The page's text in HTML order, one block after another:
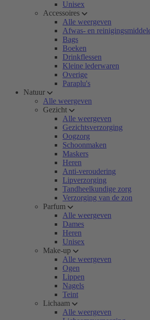
Unisex
Accessoires
Alle weergeven
Afwas- en
Bags
Boeken
Drinkflessen
Kleine lederwaren
Overige
Paraplu's
Natuur
Alle weergeven
Gezicht
Alle weergeven
Gezichtsverzorging
Oogzorg
Schoonmaken
Maskers
Heren
Anti-veroudering
Lipverzorging
Tandheelkundige zorg
Verzorging van de zon
Parfum
Alle weergeven
Dames
Heren
Unisex
Make-up
Alle weergeven
Ogen
Lippen
Nagels
Teint
Lichaam
Alle weergeven